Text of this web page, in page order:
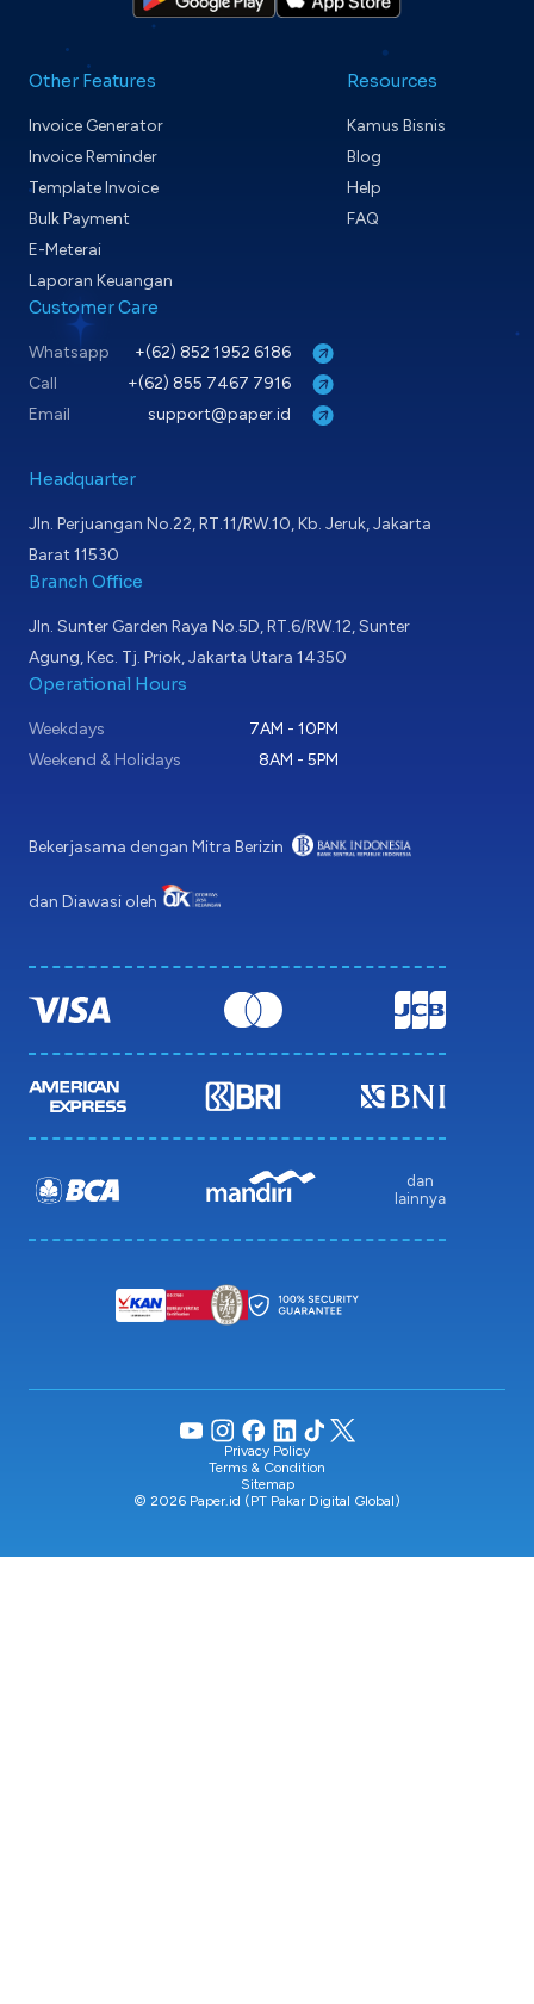
Other Features
Invoice Generator
Invoice Reminder
Template Invoice
Bulk Payment
E-Meterai
Laporan Keuangan
Resources
Kamus Bisnis
Blog
Help
FAQ
Customer Care
Whatsapp
+(62) 852 1952 6186
Call
+(62) 855 7467 7916
Email
support@paper.id
Headquarter
Jln. Perjuangan No.22, RT.11/RW.10, Kb. Jeruk, Jakarta
Barat 11530
Branch Office
Jln. Sunter Garden Raya No.5D, RT.6/RW.12, Sunter
Agung, Kec. Tj. Priok, Jakarta Utara 14350
Operational Hours
Weekdays
7AM - 10PM
Weekend & Holidays
8AM - 5PM
Bekerjasama dengan Mitra Berizin
dan Diawasi oleh
dan
lainnya
© 2026 Paper.id (PT Pakar Digital Global)
Privacy Policy
Terms & Condition
Sitemap